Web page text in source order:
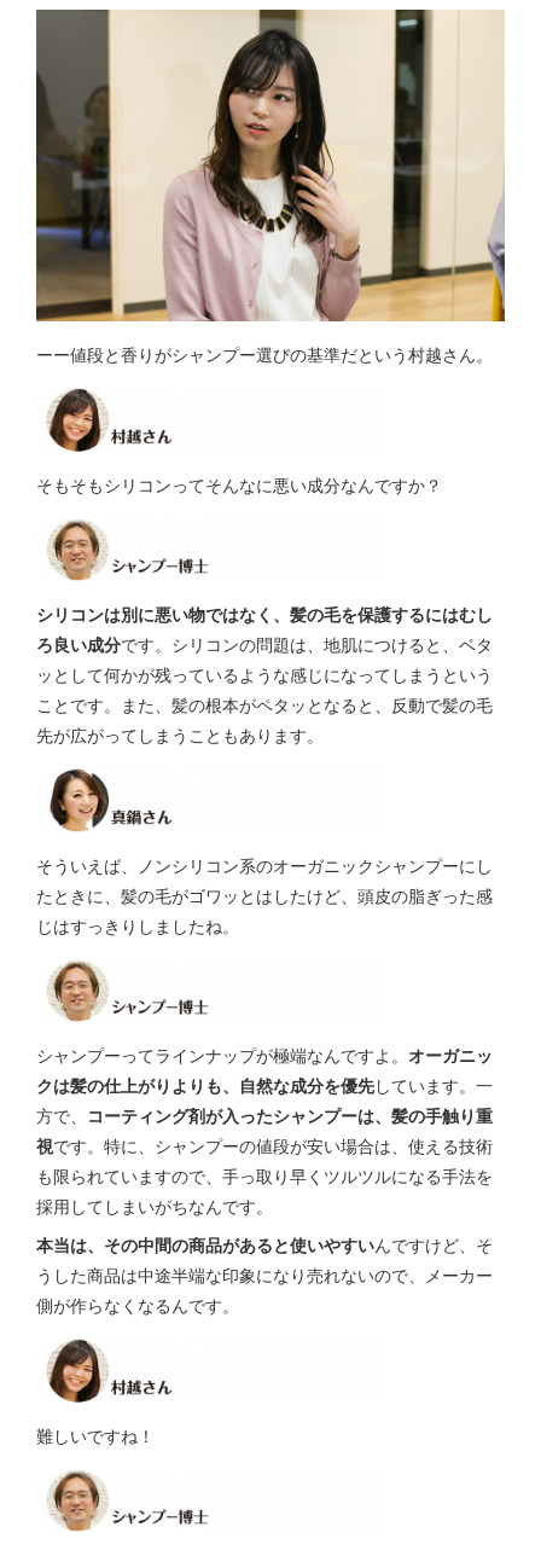
ーー値段と香りがシャンプー選びの基準だという村越さん。
そもそもシリコンってそんなに悪い成分なんですか？
シリコンは別に悪い物ではなく、髪の毛を保護するにはむし
ろ良い成分です。シリコンの問題は、地肌につけると、ベタ
ッとして何かが残っているような感じになってしまうという
ことです。また、髪の根本がペタッとなると、反動で髪の毛
先が広がってしまうこともあります。
そういえば、ノンシリコン系のオーガニックシャンプーにし
たときに、髪の毛がゴワッとはしたけど、頭皮の脂ぎった感
じはすっきりしましたね。
シャンプーってラインナップが極端なんですよ。 オーガニッ
クは髪の仕上がりよりも、自然な成分を優先しています。一
方で、 コーティング剤が入ったシャンプーは、髪の手触り重
視です。特に、シャンプーの値段が安い場合は、使える技術
も限られていますので、手っ取り早くツルツルになる手法を
採用してしまいがちなんです。
本当は、その中間の商品があると使いやすいんですけど、そ
うした商品は中途半端な印象になり売れないので、メーカー
側が作らなくなるんです。
難しいですね！